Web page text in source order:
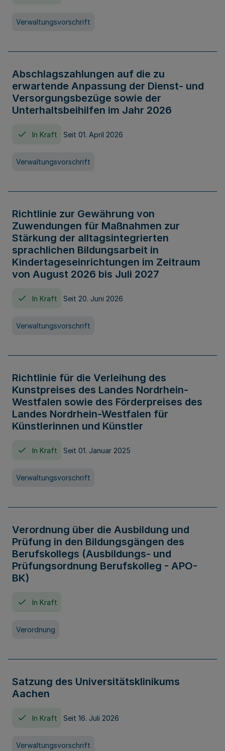
Verwaltungsvorschrift
Abschlagszahlungen auf die zu
erwartende Anpassung der Dienst- und
Versorgungsbezüge sowie der
Unterhaltsbeihilfen im Jahr 2026
In Kraft Seit 01. April 2026
Verwaltungsvorschrift
Richtlinie zur Gewährung von
Zuwendungen für Maßnahmen zur
Stärkung der alltagsintegrierten
sprachlichen Bildungsarbeit in
Kindertageseinrichtungen im Zeitraum
von August 2026 bis Juli 2027
In Kraft Seit 20. Juni 2026
Verwaltungsvorschrift
Richtlinie für die Verleihung des
Kunstpreises des Landes Nordrhein-
Westfalen sowie des Förderpreises des
Landes Nordrhein-Westfalen für
Künstlerinnen und Künstler
In Kraft Seit 01. Januar 2025
Verwaltungsvorschrift
Verordnung über die Ausbildung und
Prüfung in den Bildungsgängen des
Berufskollegs (Ausbildungs- und
Prüfungsordnung Berufskolleg - APO-
BK)
In Kraft
Verordnung
Satzung des Universitätsklinikums
Aachen
In Kraft Seit 16. Juli 2026
Verwaltungsvorschrift